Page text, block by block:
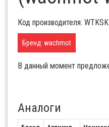
Код производителя:
Бренд: wachmot
В данный момент
Аналоги